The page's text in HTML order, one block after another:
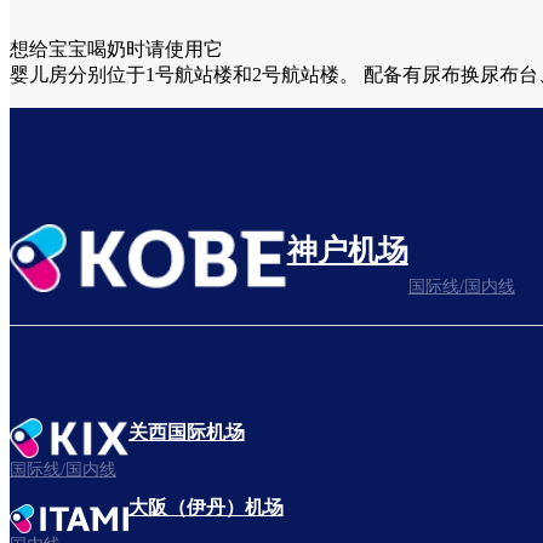
想给宝宝喝奶时请使用它
婴儿房分别位于1号航站楼和2号航站楼。 配备有尿布换尿布台
神户机场
国际线/国内线
关西国际机场
国际线/国内线
大阪（伊丹）机场